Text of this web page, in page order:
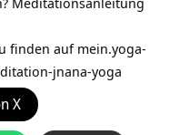
finden aufmein.yoga-
jnana-yoga
X